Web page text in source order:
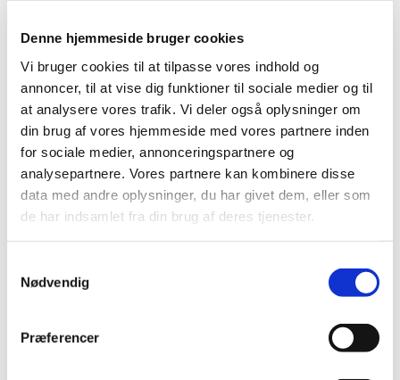
Denne hjemmeside bruger cookies
Vi bruger cookies til at tilpasse vores indhold og
annoncer, til at vise dig funktioner til sociale medier og til
at analysere vores trafik. Vi deler også oplysninger om
din brug af vores hjemmeside med vores partnere inden
for sociale medier, annonceringspartnere og
analysepartnere. Vores partnere kan kombinere disse
data med andre oplysninger, du har givet dem, eller som
de har indsamlet fra din brug af deres tjenester.
Nødvendig
Præferencer
2022 (197)
2021 (516)
2020 (263)
2019 (159)
2018 (150)
2017 (167)
2016 (167)
2015 (33)
2014 (44)
november (6)